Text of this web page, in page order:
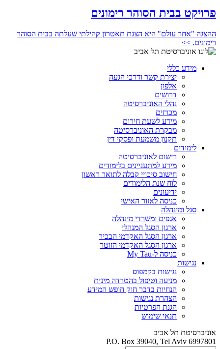
פרויקט בבית הסוהר רימונים
ההצגה "אחר עולם" היא הצגת תאטרון קהילתי שעלתה בבית הסוהר
רימונים. >>
מידע כללי
יצירת קשר ודרכי הגעה
אלפון
דרושים
נהלי האוניברסיטה
מכרזים
מידע לשעת חירום
מבקרת האוניברסיטה
תקנון משמעת ופסקי דין
לימודים
רישום לאוניברסיטה
מידע למתעניינים בלימודים
חישוב סיכויי קבלה לתואר ראשון
לוח שנת הלימודים
ידיעונים
כניסה לאזור האישי
סגל ומינהלה
אגפים ומשרדי מינהלה
ארגון הסגל המנהלי
ארגון הסגל האקדמי הבכיר
ארגון הסגל האקדמי הזוטר
כניסה ל-My Tau
נגישות
נגישות בקמפוס
מניעה וטיפול בהטרדה מינית
הנחיות בדבר חוק חופש המידע
הצהרת נגישות
הגנת הפרטיות
תנאי שימוש
אוניברסיטת תל אביב
P.O. Box 39040, Tel Aviv 6997801